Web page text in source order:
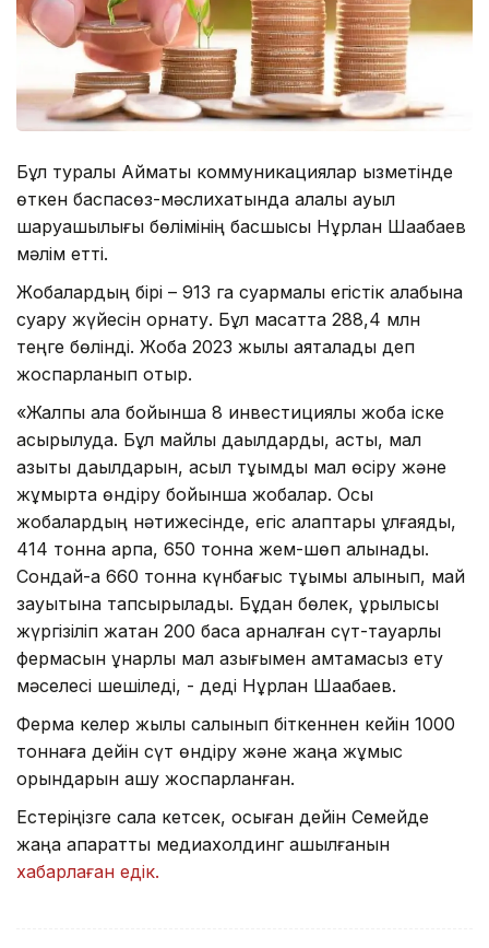
Бұл туралы Аймақтық коммуникациялар қызметінде
өткен баспасөз-мәслихатында қалалық ауыл
шаруашылығы бөлімінің басшысы Нұрлан Шақабаев
мәлім етті.
Жобалардың бірі – 913 га суармалы егістік алқабына
суару жүйесін орнату. Бұл мақсатта 288,4 млн
теңге бөлінді. Жоба 2023 жылы аяқталады деп
жоспарланып отыр.
«Жалпы қала бойынша 8 инвестициялық жоба іске
асырылуда. Бұл майлы дақылдарды, астық, мал
азықтық дақылдарын, асыл тұқымды мал өсіру және
жұмыртқа өндіру бойынша жобалар. Осы
жобалардың нәтижесінде, егіс алқаптары ұлғаяды,
414 тонна арпа, 650 тонна жем-шөп алынады.
Сондай-ақ 660 тонна күнбағыс тұқымы алынып, май
зауытына тапсырылады. Бұдан бөлек, құрылысы
жүргізіліп жатқан 200 басқа арналған сүт-тауарлы
фермасын құнарлы мал азығымен қамтамасыз ету
мәселесі шешіледі, - деді Нұрлан Шақабаев.
Ферма келер жылы салынып біткеннен кейін 1000
тоннаға дейін сүт өндіру және жаңа жұмыс
орындарын ашу жоспарланған.
Естеріңізге сала кетсек, осыған дейін Семейде
жаңа ақпараттық медиахолдинг ашылғанын
хабарлаған едік.